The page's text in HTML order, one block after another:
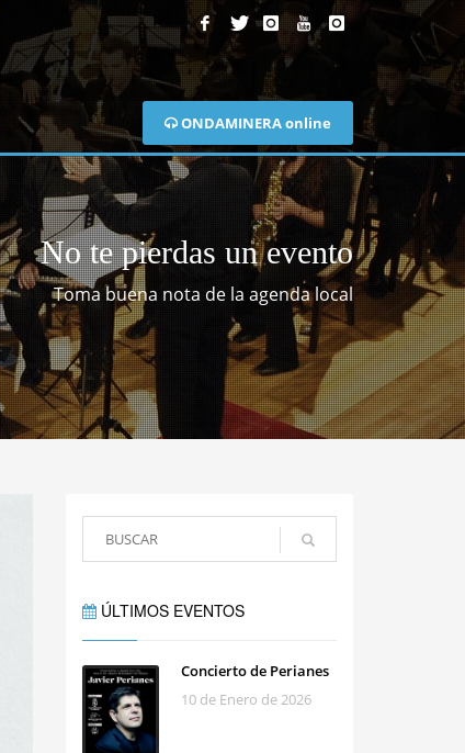
ONDAMINERA online
No te pierdas un evento
Toma buena nota de la agenda local
ÚLTIMOS EVENTOS
Concierto de Perianes
10 de Enero de 2026